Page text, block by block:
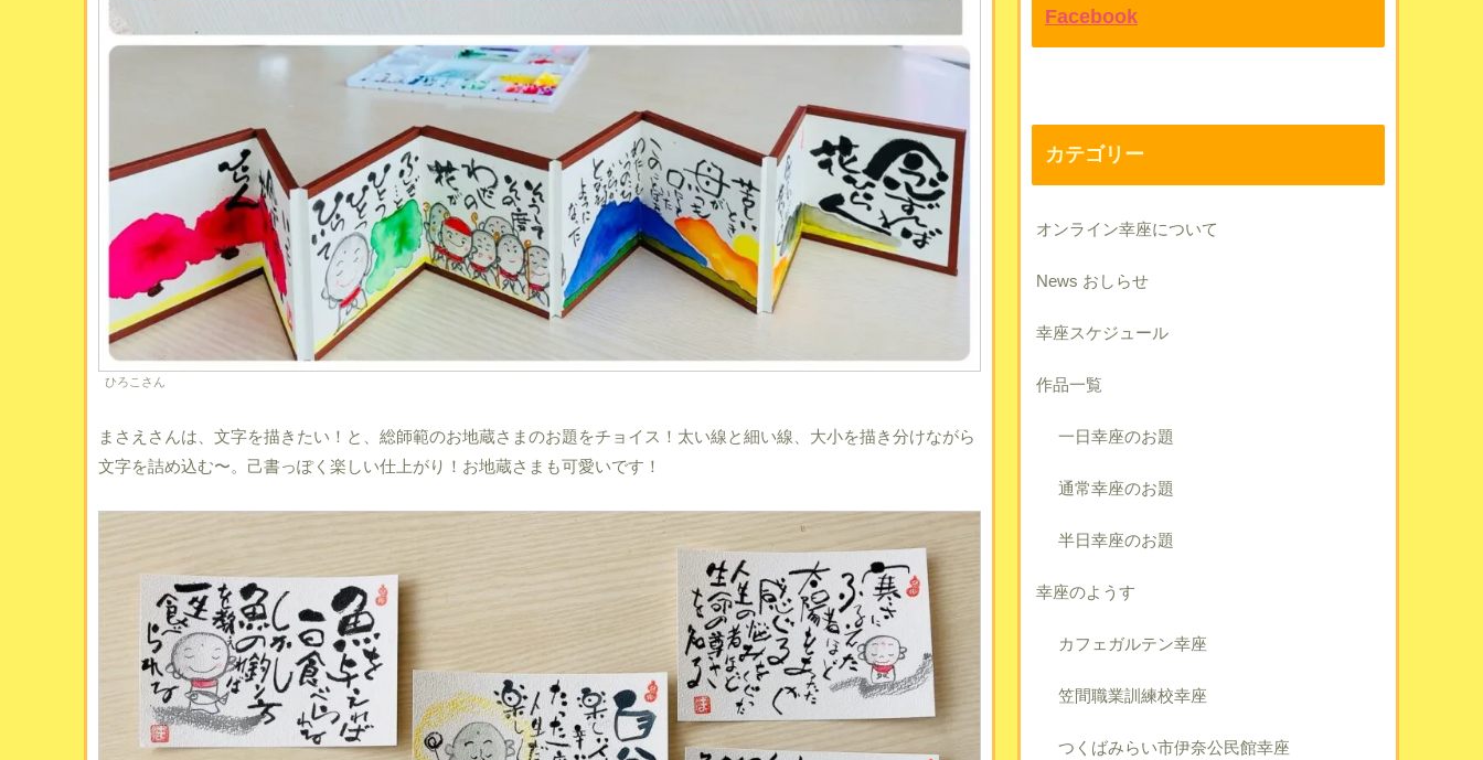
ひろこさん
まさえさんは、文字を描きたい！と、総師範のお地蔵さまのお題をチョイス！太い線と細い線、大小を描き分けながら
文字を詰め込む〜。己書っぽく楽しい仕上がり！お地蔵さまも可愛いです！
Facebook
カテゴリー
オンライン幸座について
News おしらせ
幸座スケジュール
作品一覧
一日幸座のお題
通常幸座のお題
半日幸座のお題
幸座のようす
カフェガルテン幸座
笠間職業訓練校幸座
つくばみらい市伊奈公民館幸座